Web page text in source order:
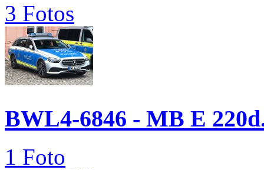
3 Fotos
BWL4-6846 - MB E
1 Foto